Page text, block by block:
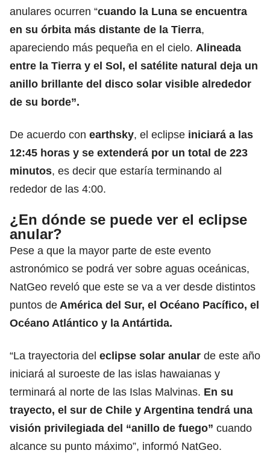
anulares ocurren “cuando la Luna se encuentra
en su órbita más distante de la Tierra,
apareciendo más pequeña en el cielo. Alineada
entre la Tierra y el Sol, el satélite natural deja un
anillo brillante del disco solar visible alrededor
de su borde”.
De acuerdo con earthsky, el eclipse iniciará a las
12:45 horas y se extenderá por un total de 223
minutos, es decir que estaría terminando al
rededor de las 4:00.
¿En dónde se puede ver el eclipse
anular?
Pese a que la mayor parte de este evento
astronómico se podrá ver sobre aguas oceánicas,
NatGeo reveló que este se va a ver desde distintos
puntos de América del Sur, el Océano Pacífico, el
Océano Atlántico y la Antártida.
“La trayectoria del eclipse solar anular de este año
iniciará al suroeste de las islas hawaianas y
terminará al norte de las Islas Malvinas. En su
trayecto, el sur de Chile y Argentina tendrá una
visión privilegiada del “anillo de fuego” cuando
alcance su punto máximo”, informó NatGeo.